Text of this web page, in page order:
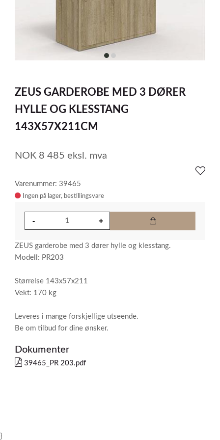
itemitem
of
2
ZEUS GARDEROBE MED 3 DØRER
HYLLE OG KLESSTANG
143X57X211CM
NOK 8 485 eksl. mva
Varenummer: 39465
Ingen på lager
ZEUS garderobe med 3 dører hylle og klesstang.
Modell: PR203
Størrelse 143x57x211
Vekt: 170 kg
Leveres i mange forskjellige utseende.
Be om tilbud for dine ønsker.
Dokumenter
39465_PR 203.pdf
}